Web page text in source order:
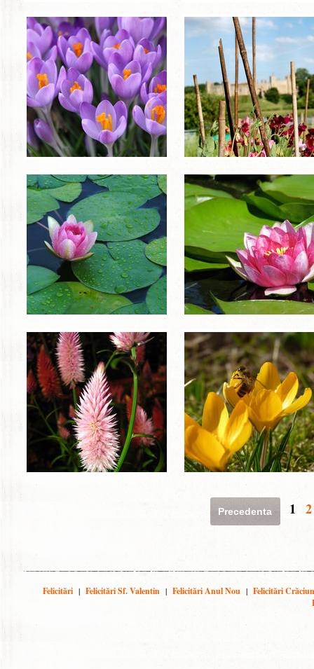
Precedenta 1 2
Felicitări | Felicitări Sf. Valentin | Felicitări Anul Nou | Felicitări